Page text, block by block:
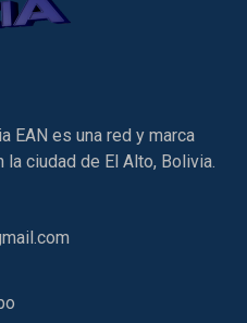
EAN es una red y marca
ciudad de El Alto, Bolivia.